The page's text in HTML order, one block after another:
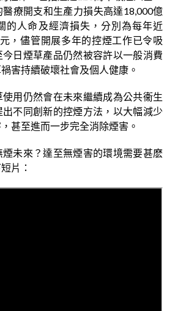
療開支和生產力損失高達18,000億
的人命及經濟損失，分別為每年近
，儘管開展多年的控煙工作已令吸
日煙草產品仍然被容許以一般消費
害持續破壞社會及個人健康。
用仍然會在未來繼續成為公共衞生
不同創新的控煙方法，以大幅減少
甚至進而一步完全消除煙害。
未來？達至無煙害的環境需要甚麽
片：